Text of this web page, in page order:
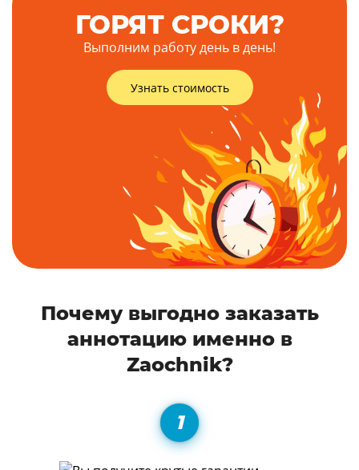
ГОРЯТ СРОКИ?
Выполним работу день в день!
Узнать стоимость
Почему выгодно заказать
аннотацию именно в
Zaochnik?